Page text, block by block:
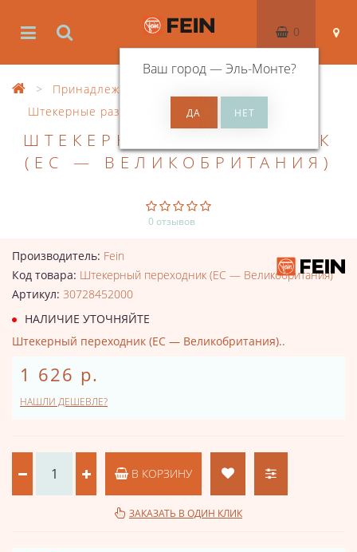
Ваш город —Эль-Монте?
0
Принадлежности
Штекерные разъемы
ШТЕКЕРНЫЙ ПЕРЕХОДНИК
(ЕС — ВЕЛИКОБРИТАНИЯ)
0 отзывов
Производитель: Fein
Код товара: Штекерный переходник (ЕС — Великобритания)
Артикул: 30728452000
НАЛИЧИЕ УТОЧНЯЙТЕ
Штекерный переходник (ЕС — Великобритания)..
1 626 р.
НАШЛИ ДЕШЕВЛЕ?
В КОРЗИНУ
ЗАКАЗАТЬ В ОДИН КЛИК